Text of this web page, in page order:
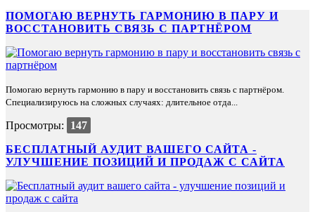
ПОМОГАЮ ВЕРНУТЬ ГАРМОНИЮ В ПАРУ И
ВОССТАНОВИТЬ СВЯЗЬ С ПАРТНЁРОМ
Помогаю вернуть гармонию в пару и восстановить связь с партнёром.
Специализируюсь на сложных случаях: длительное отда...
Просмотры:
147
БЕСПЛАТНЫЙ АУДИТ ВАШЕГО САЙТА -
УЛУЧШЕНИЕ ПОЗИЦИЙ И ПРОДАЖ С САЙТА